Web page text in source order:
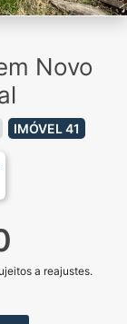
Novo
IMÓVEL 41
a reajustes.